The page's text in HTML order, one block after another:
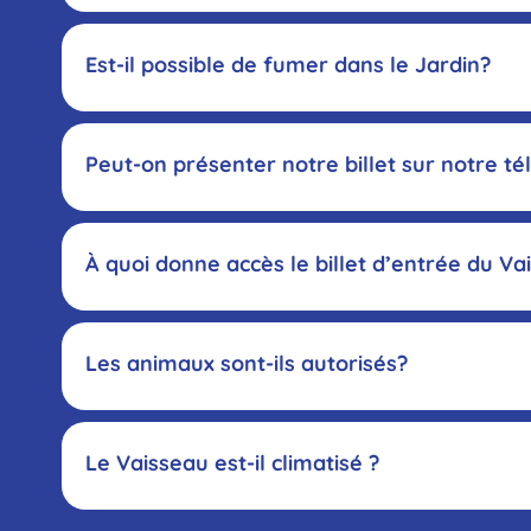
Est-il possible de fumer dans le Jardin?
Peut-on présenter notre billet sur notre
À quoi donne accès le billet d’entrée du
Les animaux sont-ils autorisés?
Le Vaisseau est-il climatisé ?